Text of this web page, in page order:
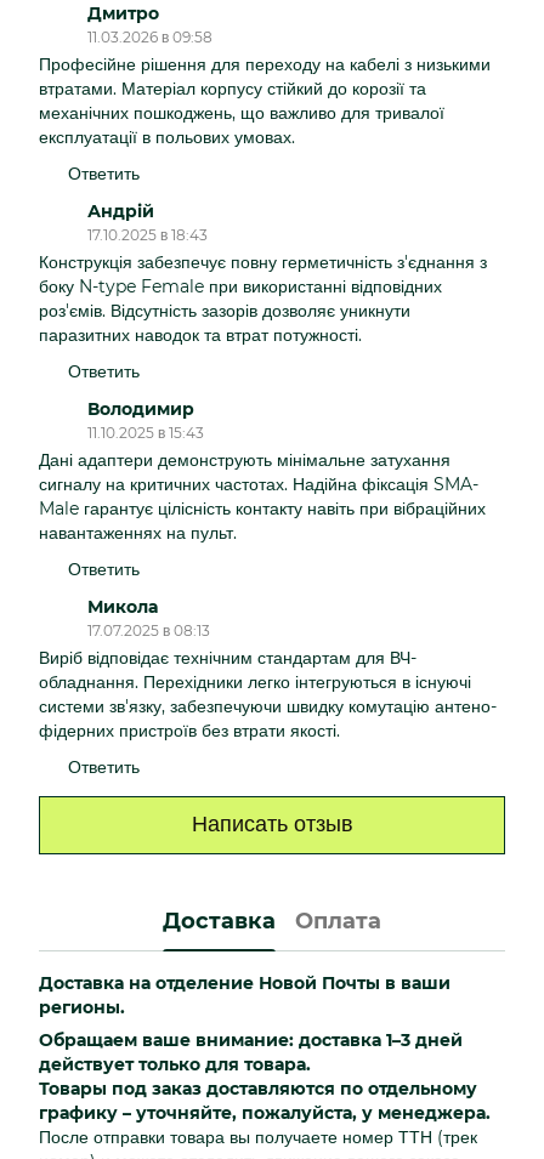
Дмитро
11.03.2026 в 09:58
Професійне рішення для переходу на кабелі з низькими
втратами. Матеріал корпусу стійкий до корозії та
механічних пошкоджень, що важливо для тривалої
експлуатації в польових умовах.
Ответить
Андрій
17.10.2025 в 18:43
Конструкція забезпечує повну герметичність з'єднання з
боку N-type Female при використанні відповідних
роз'ємів. Відсутність зазорів дозволяє уникнути
паразитних наводок та втрат потужності.
Ответить
Володимир
11.10.2025 в 15:43
Дані адаптери демонструють мінімальне затухання
сигналу на критичних частотах. Надійна фіксація SMA-
Male гарантує цілісність контакту навіть при вібраційних
навантаженнях на пульт.
Ответить
Микола
17.07.2025 в 08:13
Виріб відповідає технічним стандартам для ВЧ-
обладнання. Перехідники легко інтегруються в існуючі
системи зв'язку, забезпечуючи швидку комутацію антено-
фідерних пристроїв без втрати якості.
Ответить
Написать отзыв
Доставка Оплата
Доставка на отделение Новой Почты в ваши
регионы.
Обращаем ваше внимание: доставка 1–3 дней
действует только для товара.
Товары под заказ доставляются по отдельному
графику – уточняйте, пожалуйста, у менеджера.
После отправки товара вы получаете номер ТТН (трек